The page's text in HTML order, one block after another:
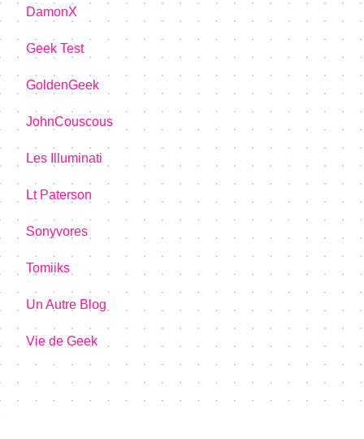
DamonX
Geek Test
GoldenGeek
JohnCouscous
Les Illuminati
Lt Paterson
Sonyvores
Tomiiks
Un Autre Blog
Vie de Geek